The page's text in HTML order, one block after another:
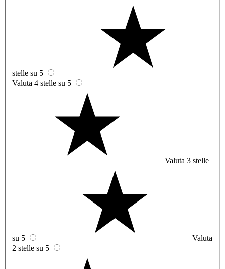
stelle su 5
Valuta 4 stelle su 5
Valuta 3 stelle
su 5
Valuta
2 stelle su 5